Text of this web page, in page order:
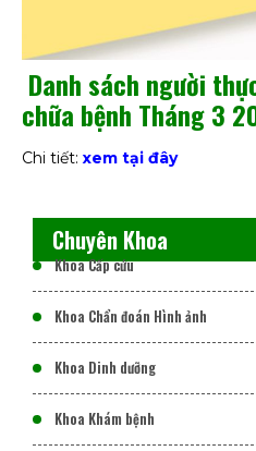
Danh sách người
chữa bệnh Tháng 3
Chi tiết: xem tại đây
Chuyên Khoa
Khoa Cấp cứu
Khoa Chẩn đoán Hình ảnh
Khoa Dinh dưỡng
Khoa Khám bệnh